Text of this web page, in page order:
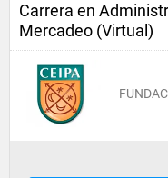
Carrera en
Mercadeo (Virtual)